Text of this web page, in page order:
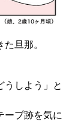
旦那。
うしよう」と
ープ跡を気に